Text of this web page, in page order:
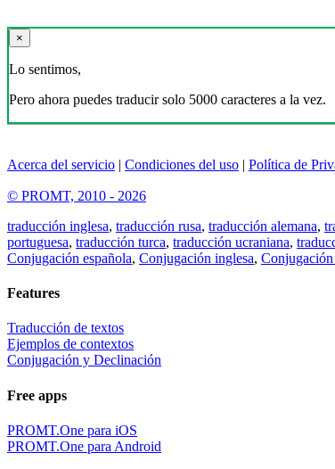
×
Lo sentimos,
Pero ahora puedes traducir solo 5000 caracteres a la vez.
Acerca del servicio | Condiciones del uso | Política de
© PROMT, 2010 - 2026
traducción inglesa, traducción rusa, traducción alemana,
portuguesa, traducción turca, traducción ucraniana,
Conjugación española, Conjugación inglesa, Conjugación
Features
Traducción de textos
Ejemplos de contextos
Conjugación y Declinación
Free apps
PROMT.One para iOS
PROMT.One para Android